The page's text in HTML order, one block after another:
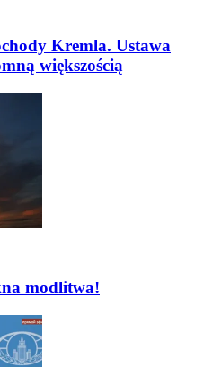
Kremla. Ustawa
większością
modlitwa!